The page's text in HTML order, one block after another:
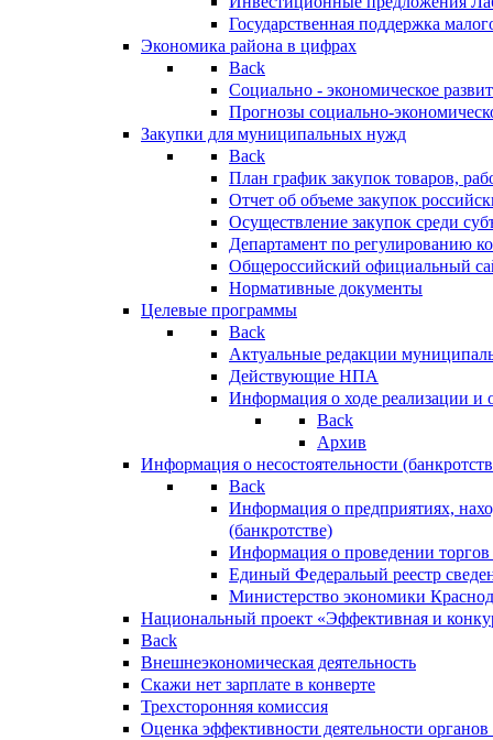
Государственная поддержка
Экономика района в цифрах
Back
Социально - экономическое
Прогнозы социально-
Закупки для муниципальных нужд
Back
План график закупок товаров,
Отчет об объеме закупок
Осуществление закупок среди
Департамент по регулированию
Общероссийский официальный
Нормативные документы
Целевые программы
Back
Актуальные редакции
Действующие НПА
Информация о ходе реализации
Back
Архив
Информация о несостоятельности
Back
Информация о предприятиях,
(банкротстве)
Информация о проведении
Единый Федеральый реестр
Министерство экономики
Национальный проект «Эффективная и
Back
Внешнеэкономическая деятельность
Скажи нет зарплате в конверте
Трехсторонняя комиссия
Оценка эффективности деятельности